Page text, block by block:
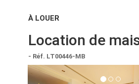
À LOUER
Location de
- Réf. LT00446-MB